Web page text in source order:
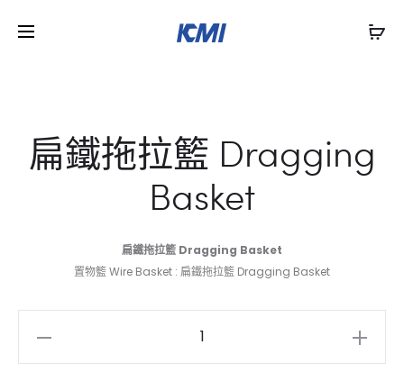
扁鐵拖拉籃 Dragging
Basket
扁鐵拖拉籃 Dragging Basket
置物籃 Wire Basket : 扁鐵拖拉籃 Dragging Basket